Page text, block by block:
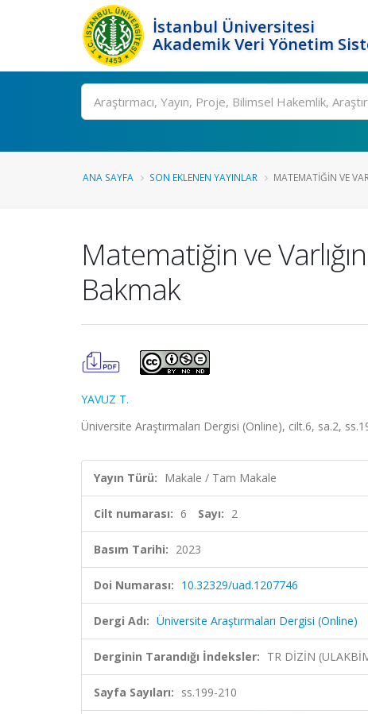
İstanbul Üniversitesi
Akademik Veri Yönetim
Ara
ANA SAYFA SON EKLENEN YAYINLAR MATEMATIĞIN VE
Matematiğin ve
Bakmak
YAVUZ T.
Üniversite Araştırmaları Dergisi (Online), cilt.6, sa.2,
Yayın Türü: Makale / Tam Makale
Cilt numarası: 6 Sayı: 2
Basım Tarihi: 2023
Doi Numarası: 10.32329/uad.1207746
Dergi Adı: Üniversite Araştırmaları Dergisi (Online)
Derginin Tarandığı İndeksler: TR DİZİN
Sayfa Sayıları: ss.199-210